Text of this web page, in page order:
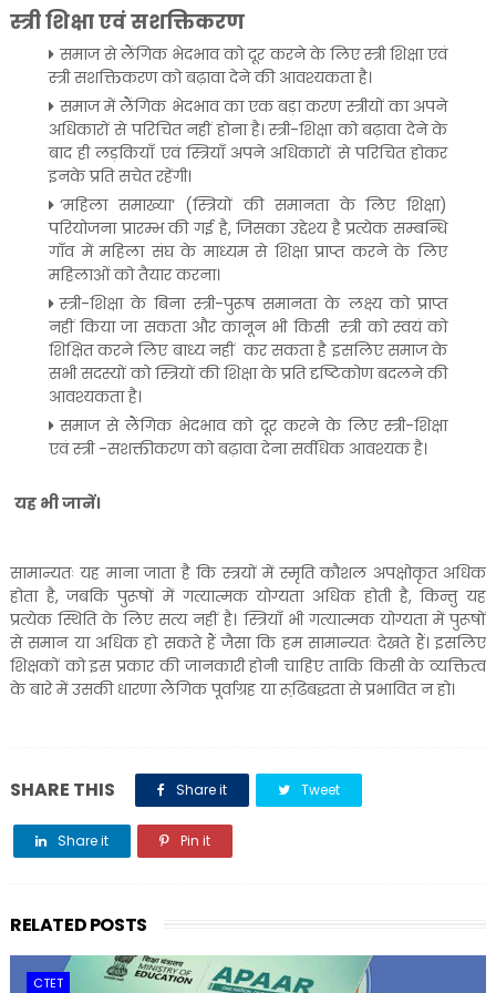
स्त्री शिक्षा एवं सशक्तिकरण
समाज से लैंगिक भेदभाव को दूर करने के लिए स्त्री शिक्षा एवं
स्त्री सशक्तिकरण को बढ़ावा देने की आवश्यकता है।
समाज में लैंगिक भेदभाव का एक बड़ा करण स्त्रीयों का अपने
अधिकारों से परिचित नहीं होना है। स्त्री-शिक्षा को बढ़ावा देने के
बाद ही लड़कियाँ एवं स्त्रियाँ अपने अधिकारों से परिचित होकर
इनके प्रति सचेत रहेंगी।
‘महिला समाख्या‘ (स्त्रियों की समानता के लिए शिक्षा)
परियोजना प्रारम्भ की गई है, जिसका उद्देश्य है प्रत्येक सम्बन्धि
गाँव में महिला संघ के माध्यम से शिक्षा प्राप्त करने के लिए
महिलाओं को तैयार करना।
स्त्री-शिक्षा के बिना स्त्री-पुरूष समानता के लक्ष्य को प्राप्त
नहीं किया जा सकता और कानून भी किसी स्त्री को स्वयं को
शिक्षित करने लिए बाध्य नहीं कर सकता है इसलिए समाज के
सभी सदस्यों को स्त्रियों की शिक्षा के प्रति दृष्टिकोण बदलने की
आवश्यकता है।
समाज से लैंगिक भेदभाव को दूर करने के लिए स्त्री-शिक्षा
एवं स्त्री -सशक्तीकरण को बढ़ावा देना सर्वधिक आवश्यक है।
यह भी जानें।
सामान्यतः यह माना जाता है कि स्त्रयों में स्मृति कौशल अपक्षोकृत अधिक
होता है, जबकि पुरूषों में गत्यात्मक योग्यता अधिक होती है, किन्तु यह
प्रत्येक स्थिति के लिए सत्य नहीं है। स्त्रियाँ भी गत्यात्मक योग्यता में पुरूषों
से समान या अधिक हो सकते हैं जैसा कि हम सामान्यतः देखते हैं। इसलिए
शिक्षकों को इस प्रकार की जानकारी होनी चाहिए ताकि किसी के व्यक्तित्व
के बारे में उसकी धारणा लैंगिक पूर्वाग्रह या रूढि़बद्धता से प्रभावित न हो।
SHARE THIS Share it Tweet
Share it Pin it
RELATED POSTS
CTET